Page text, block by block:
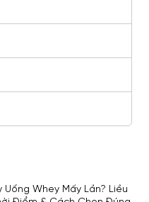
Uống Whey Mấy Lần? Liều